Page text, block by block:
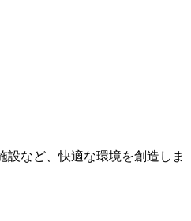
設など、快適な環境を創造しま